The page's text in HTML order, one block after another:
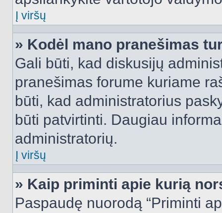
Į viršų
» Kodėl mano pranešimas
Gali būti, kad diskusijų
pranešimas forume kuriame
būti, kad administratorius
būti patvirtinti. Daugiau
administratorių.
Į viršų
» Kaip priminti apie kurią
Paspaudę nuorodą “Priminti